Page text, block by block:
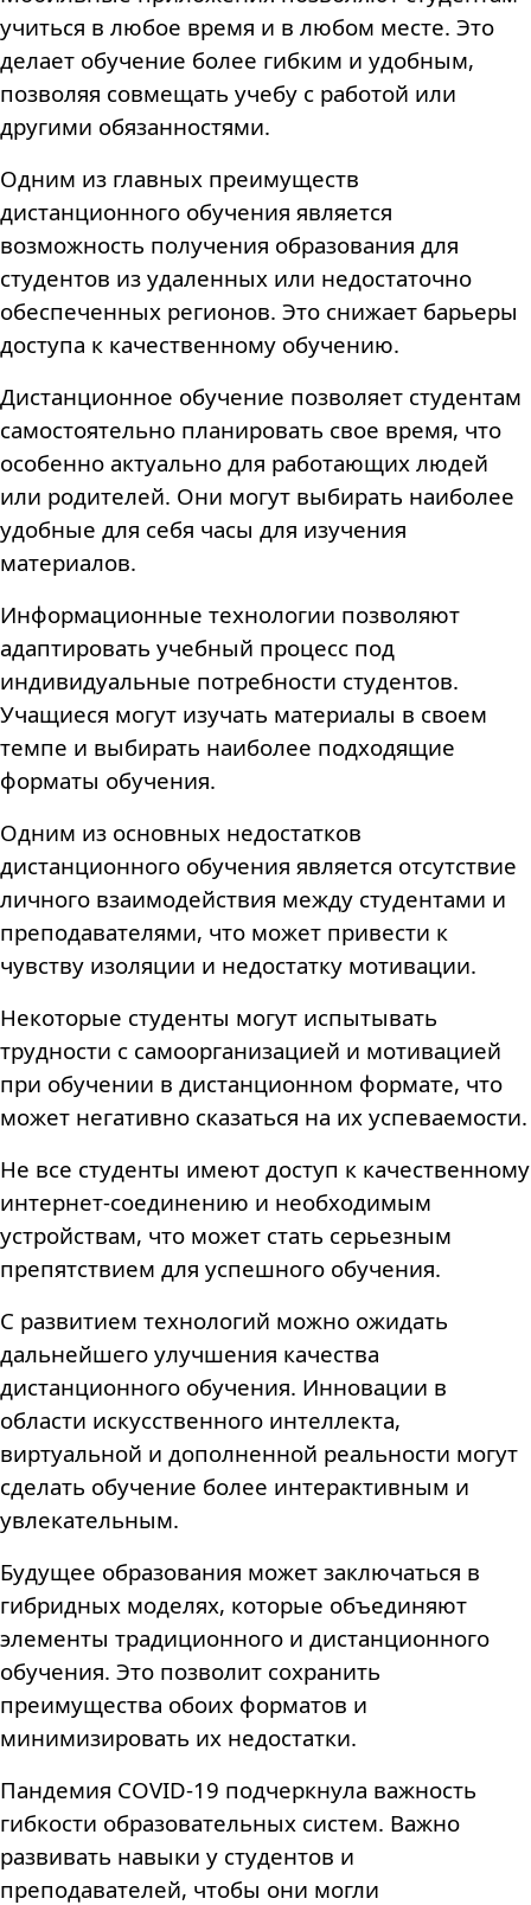
учиться в любое время и в любом месте. Это
делает обучение более гибким и удобным,
позволяя совмещать учебу с работой или
другими обязанностями.
Одним из главных преимуществ
дистанционного обучения является
возможность получения образования для
студентов из удаленных или недостаточно
обеспеченных регионов. Это снижает барьеры
доступа к качественному обучению.
Дистанционное обучение позволяет студентам
самостоятельно планировать свое время, что
особенно актуально для работающих людей
или родителей. Они могут выбирать наиболее
удобные для себя часы для изучения
материалов.
Информационные технологии позволяют
адаптировать учебный процесс под
индивидуальные потребности студентов.
Учащиеся могут изучать материалы в своем
темпе и выбирать наиболее подходящие
форматы обучения.
Одним из основных недостатков
дистанционного обучения является отсутствие
личного взаимодействия между студентами и
преподавателями, что может привести к
чувству изоляции и недостатку мотивации.
Некоторые студенты могут испытывать
трудности с самоорганизацией и мотивацией
при обучении в дистанционном формате, что
может негативно сказаться на их успеваемости.
Не все студенты имеют доступ к качественному
интернет-соединению и необходимым
устройствам, что может стать серьезным
препятствием для успешного обучения.
С развитием технологий можно ожидать
дальнейшего улучшения качества
дистанционного обучения. Инновации в
области искусственного интеллекта,
виртуальной и дополненной реальности могут
сделать обучение более интерактивным и
увлекательным.
Будущее образования может заключаться в
гибридных моделях, которые объединяют
элементы традиционного и дистанционного
обучения. Это позволит сохранить
преимущества обоих форматов и
минимизировать их недостатки.
Пандемия COVID-19 подчеркнула важность
гибкости образовательных систем. Важно
развивать навыки у студентов и
преподавателей, чтобы они могли